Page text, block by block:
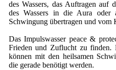
des Wassers, das Auftragen auf
des Wassers in die Aura oder
Schwingung übertragen und vom
Das Impulswasser peace &
Frieden und Zuflucht zu finden.
können mit den heilsamen
die gerade benötigt werden.